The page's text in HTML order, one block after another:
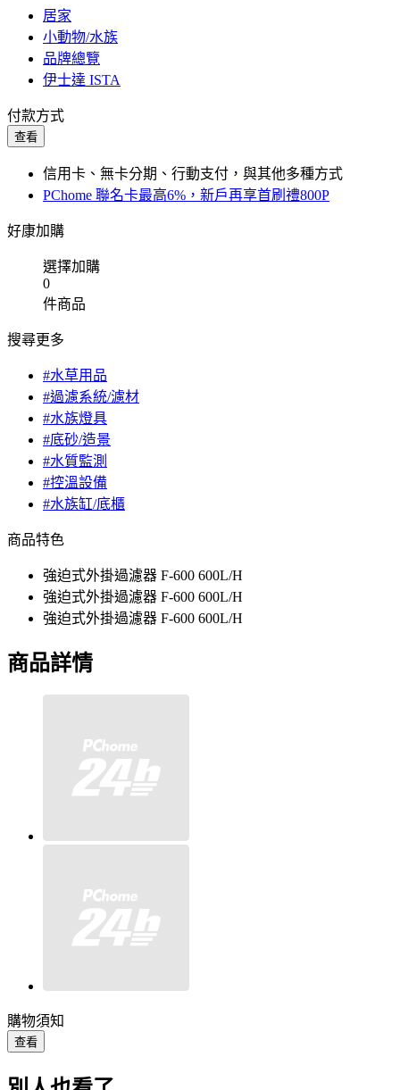
居家
小動物/水族
品牌總覽
伊士達 ISTA
付款方式
查看
信用卡、無卡分期、行動支付，與其他多種方式
PChome 聯名卡最高6%，新戶再享首刷禮800P
好康加購
選擇加購
0
件商品
搜尋更多
#水草用品
#過濾系統/濾材
#水族燈具
#底砂/造景
#水質監測
#控溫設備
#水族缸/底櫃
商品特色
強迫式外掛過濾器 F-600 600L/H
強迫式外掛過濾器 F-600 600L/H
強迫式外掛過濾器 F-600 600L/H
商品詳情
購物須知
查看